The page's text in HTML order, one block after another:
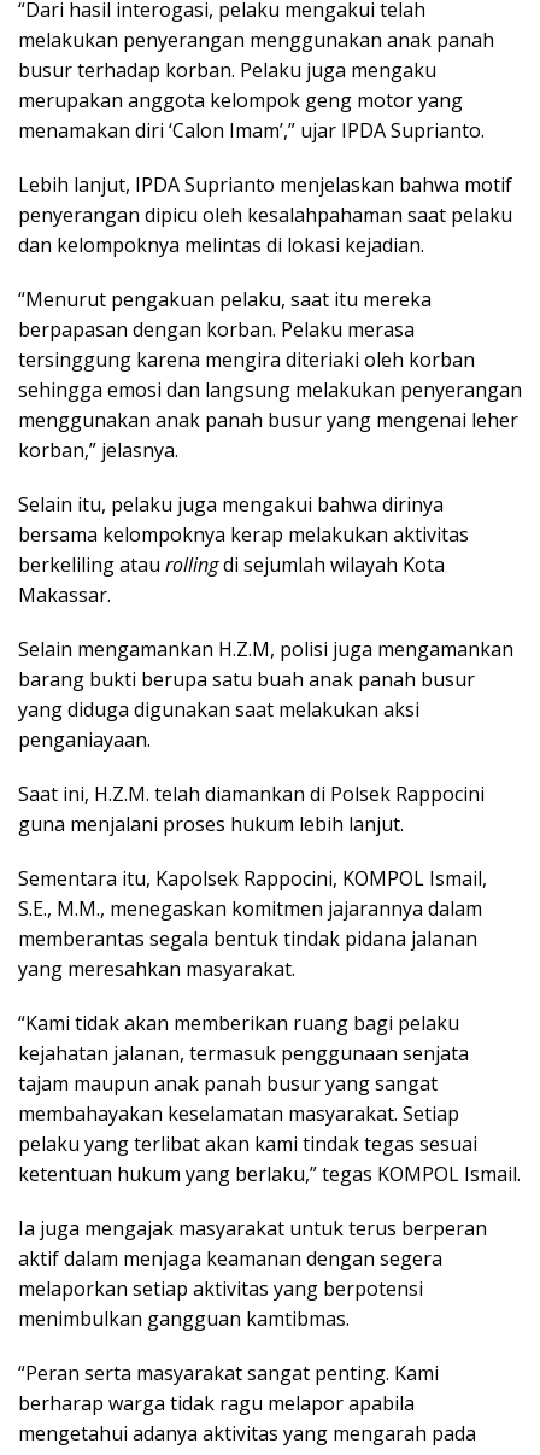
“Dari hasil interogasi, pelaku mengakui telah
melakukan penyerangan menggunakan anak panah
busur terhadap korban. Pelaku juga mengaku
merupakan anggota kelompok geng motor yang
menamakan diri ‘Calon Imam’,” ujar IPDA Suprianto.
Lebih lanjut, IPDA Suprianto menjelaskan bahwa motif
penyerangan dipicu oleh kesalahpahaman saat pelaku
dan kelompoknya melintas di lokasi kejadian.
“Menurut pengakuan pelaku, saat itu mereka
berpapasan dengan korban. Pelaku merasa
tersinggung karena mengira diteriaki oleh korban
sehingga emosi dan langsung melakukan penyerangan
menggunakan anak panah busur yang mengenai leher
korban,” jelasnya.
Selain itu, pelaku juga mengakui bahwa dirinya
bersama kelompoknya kerap melakukan aktivitas
berkeliling atau rollingdi sejumlah wilayah Kota
Makassar.
Selain mengamankan H.Z.M, polisi juga mengamankan
barang bukti berupa satu buah anak panah busur
yang diduga digunakan saat melakukan aksi
penganiayaan.
Saat ini, H.Z.M. telah diamankan di Polsek Rappocini
guna menjalani proses hukum lebih lanjut.
Sementara itu, Kapolsek Rappocini, KOMPOL Ismail,
S.E., M.M., menegaskan komitmen jajarannya dalam
memberantas segala bentuk tindak pidana jalanan
yang meresahkan masyarakat.
“Kami tidak akan memberikan ruang bagi pelaku
kejahatan jalanan, termasuk penggunaan senjata
tajam maupun anak panah busur yang sangat
membahayakan keselamatan masyarakat. Setiap
pelaku yang terlibat akan kami tindak tegas sesuai
ketentuan hukum yang berlaku,” tegas KOMPOL Ismail.
Ia juga mengajak masyarakat untuk terus berperan
aktif dalam menjaga keamanan dengan segera
melaporkan setiap aktivitas yang berpotensi
menimbulkan gangguan kamtibmas.
“Peran serta masyarakat sangat penting. Kami
berharap warga tidak ragu melapor apabila
mengetahui adanya aktivitas yang mengarah pada